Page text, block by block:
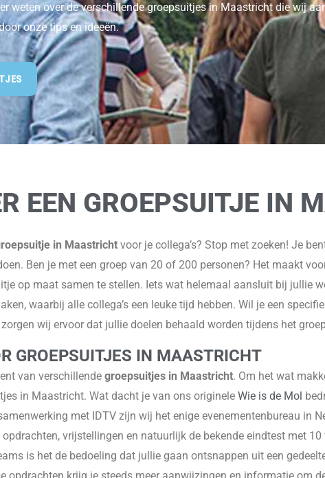
weten over de verschillende groepsuitjes in Maastricht die wij
onze tips en ideeën.
EEN GROEPSUITJE IN
in Maastricht voor je collega’s? Stop met zoeken! Je
Ben je met een groep van 20 of 200 personen? Het maakt
op maat samen te stellen. Iets wat helemaal aansluit bij jullie
waarbij alle collega’s een leuke tijd hebben. Wil je een
zorgen wij ervoor dat jullie doelen behaald worden tijdens het
GROEPSUITJES IN MAASTRICHT
van verschillende groepsuitjes in Maastricht. Om het wat
in Maastricht. Wat dacht je van ons originele Wie is de Mol
met IDTV zijn wij het enige evenementenbureau in
vrijstellingen en natuurlijk de bekende eindtest met
is het de bedoeling dat jullie gaan ontsnappen uit een